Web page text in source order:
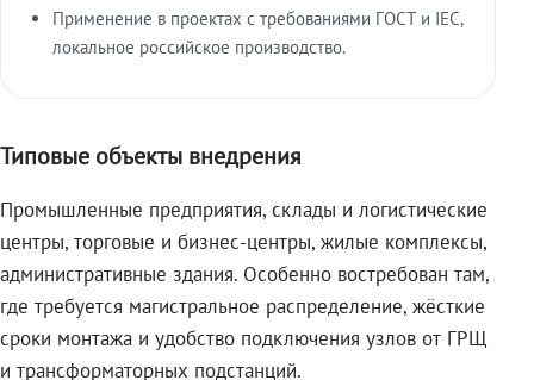
Применение в проектах с требованиями ГОСТ и IEC,
локальное российское производство.
Типовые объекты внедрения
Промышленные предприятия, склады и логистические
центры, торговые и бизнес-центры, жилые комплексы,
административные здания. Особенно востребован там,
где требуется магистральное распределение, жёсткие
сроки монтажа и удобство подключения узлов от ГРЩ
и трансформаторных подстанций.